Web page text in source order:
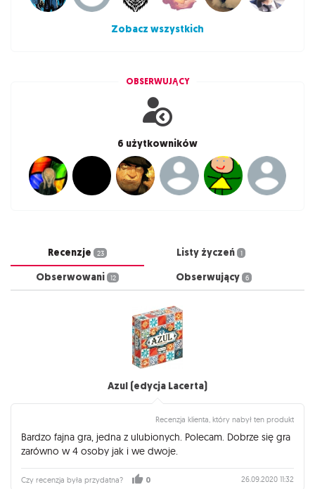
Zobacz wszystkich
OBSERWUJĄCY
6 użytkowników
Recenzje 23 Listy życzeń 1
Obserwowani 12 Obserwujący 6
Azul (edycja Lacerta)
Recenzja klienta, który nabył ten produkt
Bardzo fajna gra, jedna z ulubionych. Polecam. Dobrze się gra
zarówno w 4 osoby jak i we dwoje.
Czy recenzja była przydatna? 0 26.09.2020 11:32